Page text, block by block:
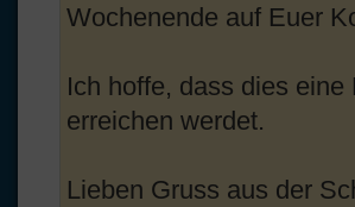
Wochenende auf Euer
Ich hoffe, dass dies
erreichen werdet.
Lieben Gruss aus der